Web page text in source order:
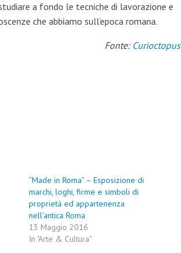
a fondo le tecniche di lavorazione e
che abbiamo sull’epoca romana.
Fonte: Curioctopus
“Made in Roma” – Esposizione di
marchi, loghi, firme e simboli di
proprietà ed appartenenza
nell’antica Roma
13 Maggio 2016
In "Arte & Cultura"